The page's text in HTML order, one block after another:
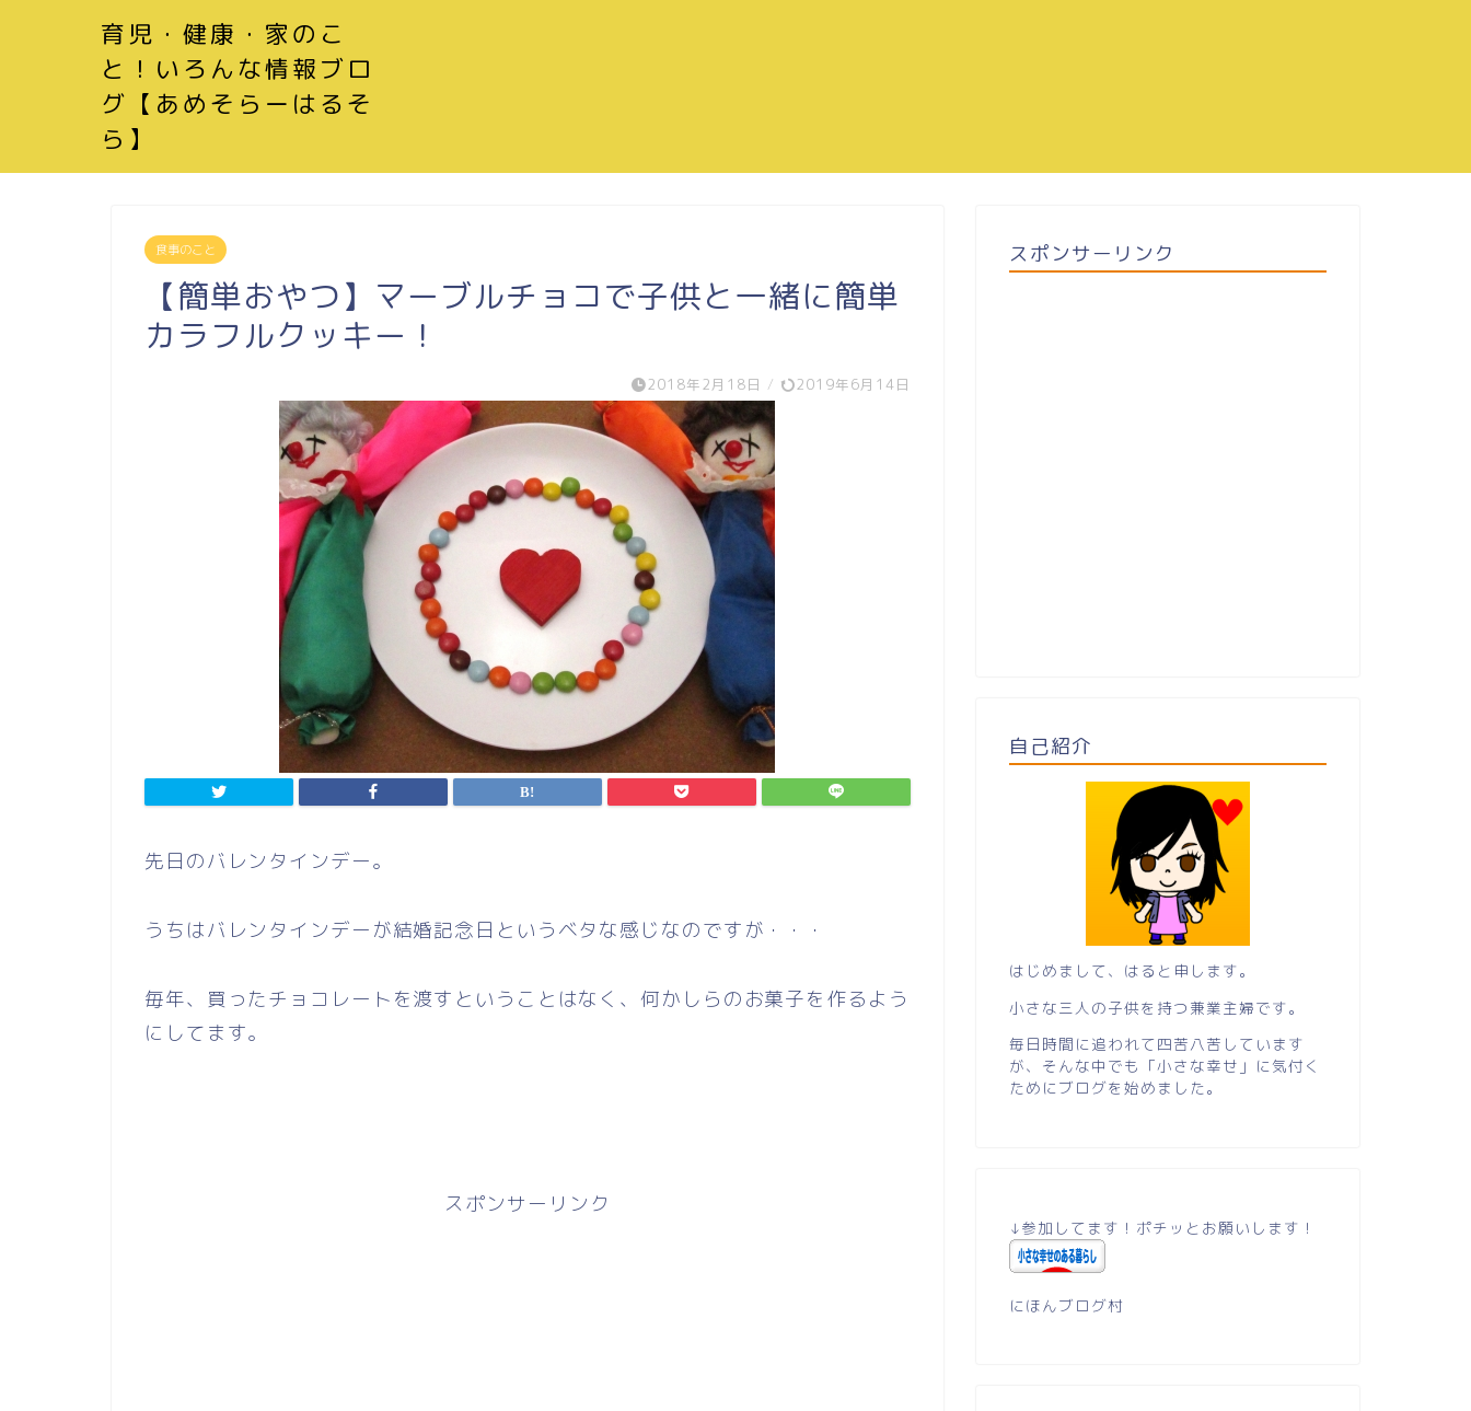
育児・健康・家のこ
と！いろんな情報ブロ
グ【あめそらーはるそ
ら】
食事のこと
【簡単おやつ】マーブルチョコで子供と一緒に簡単
カラフルクッキー！
2018年2月18日 / 2019年6月14日
先日のバレンタインデー。
うちはバレンタインデーが結婚記念日というベタな感じなのですが・・・
毎年、買ったチョコレートを渡すということはなく、何かしらのお菓子を作るよう
にしてます。
スポンサーリンク
スポンサーリンク
自己紹介
はじめまして、はると申します。
小さな三人の子供を持つ兼業主婦です。
毎日時間に追われて四苦八苦しています
が、そんな中でも「小さな幸せ」に気付く
ためにブログを始めました。
↓参加してます！ポチッとお願いします！
にほんブログ村